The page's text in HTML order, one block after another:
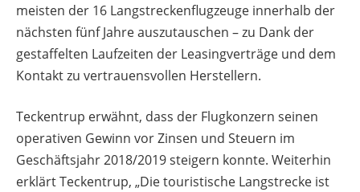
meisten der 16 Langstreckenflugzeuge innerhalb der
nächsten fünf Jahre auszutauschen – zu Dank der
gestaffelten Laufzeiten der Leasingverträge und dem
Kontakt zu vertrauensvollen Herstellern.
Teckentrup erwähnt, dass der Flugkonzern seinen
operativen Gewinn vor Zinsen und Steuern im
Geschäftsjahr 2018/2019 steigern konnte. Weiterhin
erklärt Teckentrup, „Die touristische Langstrecke ist